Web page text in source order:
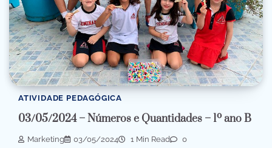
ATIVIDADE PEDAGÓGICA
03/05/2024 – Números e Quantidades – 1º ano B
Marketing 03/05/2024 1 Min Read 0